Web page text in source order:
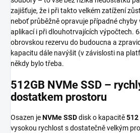
zajišťuje, že i při takto velkém zatížení
neboť průběžně opravuje případné
aplikací i při dlouhotrvajících výpočtech.
obrovskou rezervu do budoucna a
kapacitu dále navýšit (v závislosti na
někdy bylo třeba.
512GB NVMe SSD –
dostatkem prostoru
Osazen jeNVMe SSDdisk o kapacitě512
vysokou rychlost s dostatečně velkým